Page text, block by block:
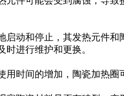
动和停止，其发热元件
进行维护和更换。
时间的增加，陶瓷加热